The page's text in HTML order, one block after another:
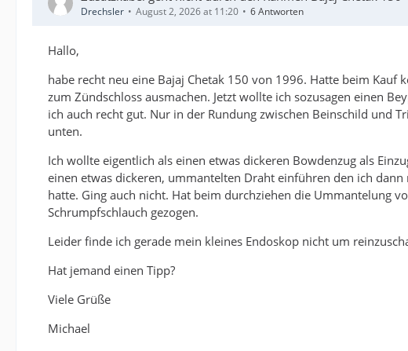
Drechsler August 2, 2026 at 11:20 6 Antworten
Hallo,
habe recht neu eine Bajaj Chetak 150 von 1996. Hatte beim
zum Zündschloss ausmachen. Jetzt wollte ich sozusagen einen
ich auch recht gut. Nur in der Rundung zwischen Beinschild und
unten.
Ich wollte eigentlich als einen etwas dickeren Bowdenzug als
einen etwas dickeren, ummantelten Draht einführen den ich
hatte. Ging auch nicht. Hat beim durchziehen die Ummantelung
Schrumpfschlauch gezogen.
Leider finde ich gerade mein kleines Endoskop nicht um
Hat jemand einen Tipp?
Viele Grüße
Michael